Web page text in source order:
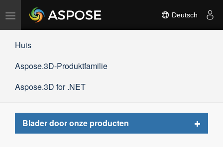
Navigation
umschalten
Deutsch
Huis
Aspose.3D-Produktfamilie
Aspose.3D for .NET
Blader door onze producten
Toggle